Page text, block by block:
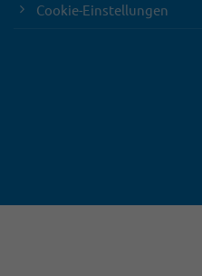
Cookie-Einstellungen